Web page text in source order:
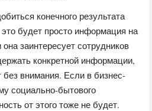
конечного результата
будет просто информация на
заинтересует сотрудников
конкретной информации,
без внимания. Если в бизнес-
социально-бытового
от этого тоже не будет.